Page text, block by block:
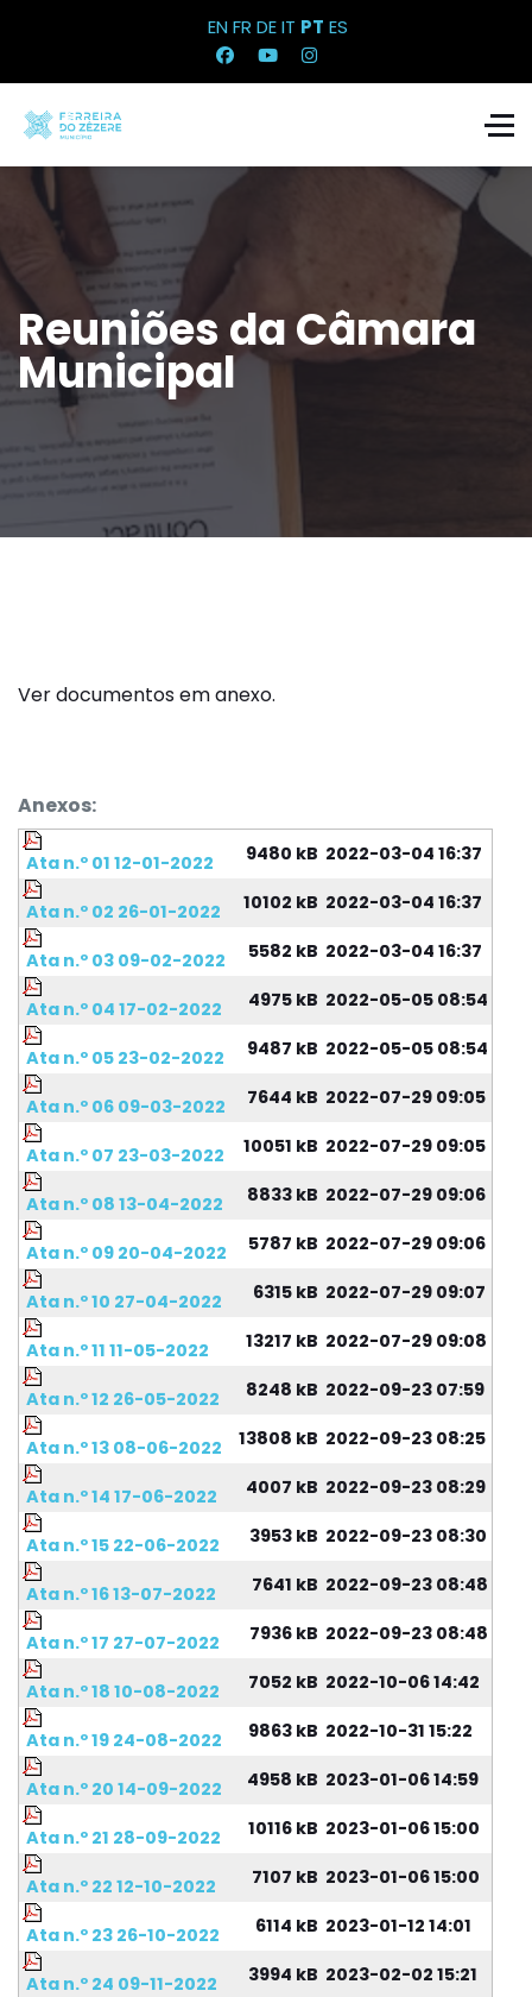
EN FR DEIT PT ES
Reuniões da Câmara
Municipal
Ver documentos em anexo.
Anexos:
Ata n.º 01 12-01-2022 9480 kB 2022-03-04 16:37
Ata n.º 02 26-01-2022 10102 kB 2022-03-04 16:37
Ata n.º 03 09-02-2022 5582 kB 2022-03-04 16:37
Ata n.º 04 17-02-2022 4975 kB 2022-05-05 08:54
Ata n.º 05 23-02-2022 9487 kB 2022-05-05 08:54
Ata n.º 06 09-03-2022 7644 kB 2022-07-29 09:05
Ata n.º 07 23-03-2022 10051 kB 2022-07-29 09:05
Ata n.º 08 13-04-2022 8833 kB 2022-07-29 09:06
Ata n.º 09 20-04-2022 5787 kB 2022-07-29 09:06
Ata n.º 10 27-04-2022 6315 kB 2022-07-29 09:07
Ata n.º 11 11-05-2022 13217 kB 2022-07-29 09:08
Ata n.º 12 26-05-2022 8248 kB 2022-09-23 07:59
Ata n.º 13 08-06-2022 13808 kB 2022-09-23 08:25
Ata n.º 14 17-06-2022 4007 kB 2022-09-23 08:29
Ata n.º 15 22-06-2022 3953 kB 2022-09-23 08:30
Ata n.º 16 13-07-2022 7641 kB 2022-09-23 08:48
Ata n.º 17 27-07-2022 7936 kB 2022-09-23 08:48
Ata n.º 18 10-08-2022 7052 kB 2022-10-06 14:42
Ata n.º 19 24-08-2022 9863 kB 2022-10-31 15:22
Ata n.º 20 14-09-2022 4958 kB 2023-01-06 14:59
Ata n.º 21 28-09-2022 10116 kB 2023-01-06 15:00
Ata n.º 22 12-10-2022 7107 kB 2023-01-06 15:00
Ata n.º 23 26-10-2022 6114 kB 2023-01-12 14:01
Ata n.º 24 09-11-2022 3994 kB 2023-02-02 15:21